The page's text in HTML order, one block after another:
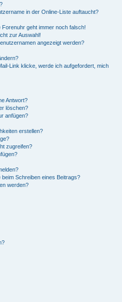
in der Online-Liste auftaucht?
geht immer noch falsch!
zur Auswahl!
angezeigt werden?
Link klicke, werde ich aufgefordert, mich
Antwort?
löschen?
anfügen?
erstellen?
zugreifen?
beim Schreiben eines Beitrags?
werden?